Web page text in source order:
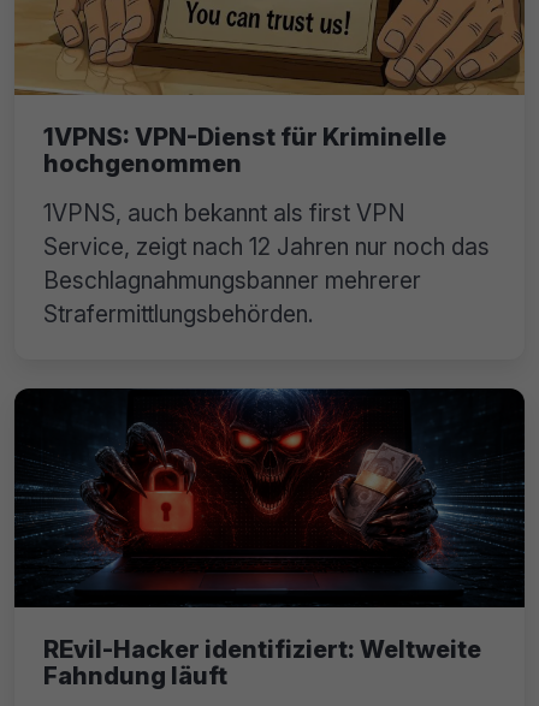
1VPNS: VPN-Dienst für Kriminelle
hochgenommen
1VPNS, auch bekannt als first VPN
Service, zeigt nach 12 Jahren nur noch das
Beschlagnahmungsbanner mehrerer
Strafermittlungsbehörden.
REvil-Hacker identifiziert: Weltweite
Fahndung läuft